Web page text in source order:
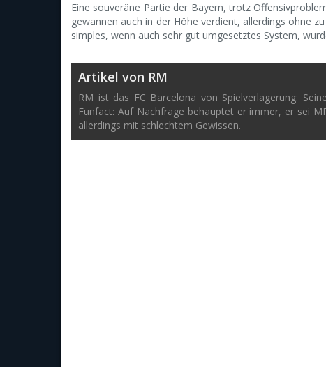
Eine souveräne Partie der Bayern, trotz
gewannen auch in der Höhe verdient, allerdings ohne
simples, wenn auch sehr gut umgesetztes System,
Artikel von RM
RM ist das FC Barcelona von Spielverlagerung:
Funfact: Auf Nachfrage behauptet er immer, er sei
allerdings mit schlechtem Gewissen.